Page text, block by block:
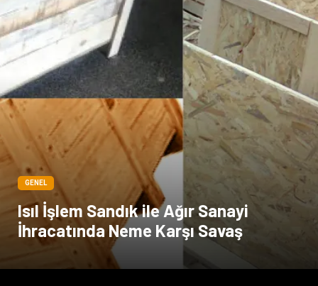
GENEL
Isıl İşlem Sandık ile Ağır Sanayi
İhracatında Neme Karşı Savaş